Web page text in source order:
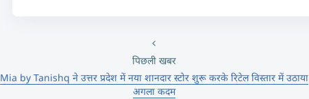
पिछली खबर
Mia by Tanishq ने उत्तर प्रदेश में नया शानदार स्टोर शुरू करके रिटेल विस्तार में उठाया
अगला कदम